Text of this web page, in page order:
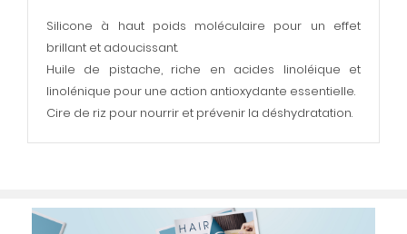
Silicone à haut poids moléculaire pour un effet
brillant et adoucissant.
Huile de pistache, riche en acides linoléique et
linolénique pour une action antioxydante essentielle.
Cire de riz pour nourrir et prévenir la déshydratation.